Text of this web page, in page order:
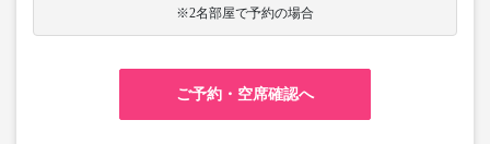
※2名部屋で予約の場合
ご予約・空席確認へ